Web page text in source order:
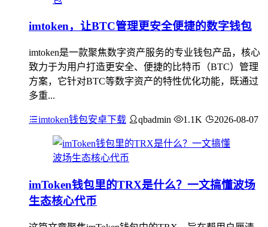
imtoken，让BTC管理更安全便捷的数字钱包
imtoken是一款聚焦数字资产服务的专业钱包产品，核心
致力于为用户打造更安全、便捷的比特币（BTC）管理
方案，它针对BTC等数字资产的特性优化功能，既通过
多重...
imtoken钱包安卓下载 qbadmin 1.1K 2026-08-07
imToken钱包里的TRX是什么？一文搞懂波场
生态核心代币